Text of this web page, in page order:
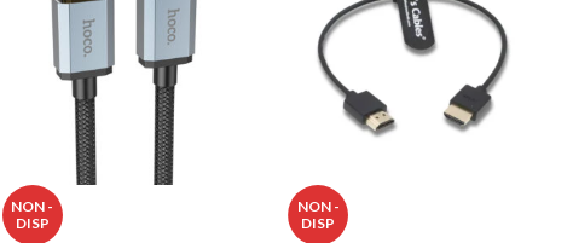
NON -
DISP
NON -
DISP